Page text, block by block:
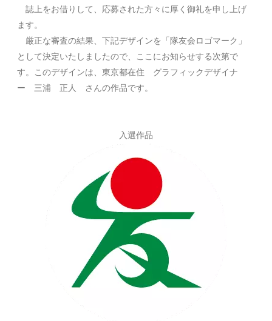
誌上をお借りして、応募された方々に厚く御礼を申し上げ
ます。
厳正な審査の結果、下記デザインを「隊友会ロゴマーク」
として決定いたしましたので、ここにお知らせする次第で
す。このデザインは、東京都在住 グラフィックデザイナ
ー 三浦 正人 さんの作品です。
入選作品